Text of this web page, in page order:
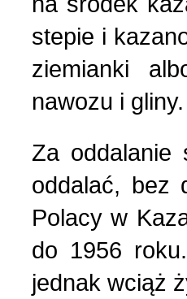
stepie i
ziemianki
nawozu i gliny.
Za oddalanie
oddalać, bez
Polacy w
do 1956
jednak wciąż